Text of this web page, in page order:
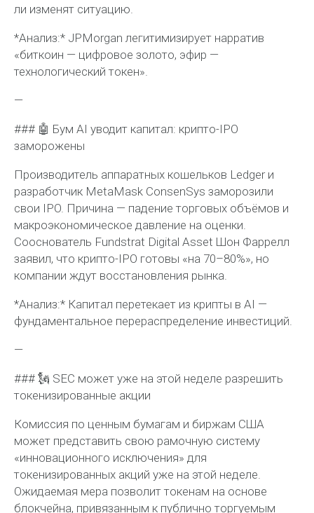
ли изменят ситуацию.
*Анализ:* JPMorgan легитимизирует нарратив
«биткоин — цифровое золото, эфир —
технологический токен».
—
### 🤖 Бум AI уводит капитал: крипто-IPO
заморожены
Производитель аппаратных кошельков Ledger и
разработчик MetaMask ConsenSys заморозили
свои IPO. Причина — падение торговых объёмов и
макроэкономическое давление на оценки.
Сооснователь Fundstrat Digital Asset Шон Фаррелл
заявил, что крипто-IPO готовы «на 70–80%», но
компании ждут восстановления рынка.
*Анализ:* Капитал перетекает из крипты в AI —
фундаментальное перераспределение инвестиций.
—
### 🗽 SEC может уже на этой неделе разрешить
токенизированные акции
Комиссия по ценным бумагам и биржам США
может представить свою рамочную систему
«инновационного исключения» для
токенизированных акций уже на этой неделе.
Ожидаемая мера позволит токенам на основе
блокчейна, привязанным к публично торгуемым